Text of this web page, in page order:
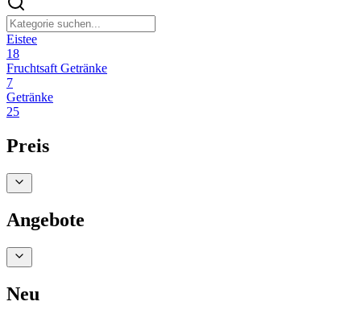
Eistee
18
Fruchtsaft Getränke
7
Getränke
25
Preis
Angebote
Neu